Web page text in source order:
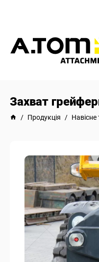
Захват
/ Продукція /